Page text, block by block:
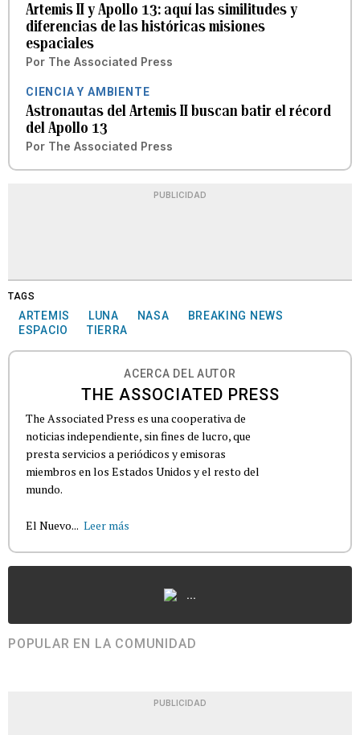
Artemis II y Apollo 13: aquí las similitudes y
diferencias de las históricas misiones
espaciales
Por The Associated Press
CIENCIA Y AMBIENTE
Astronautas del Artemis II buscan batir el récord
del Apollo 13
Por The Associated Press
PUBLICIDAD
TAGS
ARTEMIS LUNA NASA
BREAKING NEWS
ESPACIO
TIERRA
ACERCA DEL AUTOR
THE ASSOCIATED PRESS
The Associated Press es una cooperativa de
noticias independiente, sin fines de lucro, que
presta servicios a periódicos y emisoras
miembros en los Estados Unidos y el resto del
mundo.
El Nuevo... Leer más
...
POPULAR EN LA COMUNIDAD
PUBLICIDAD